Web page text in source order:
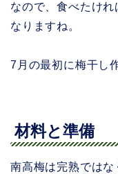
なので、食べたけ
なりますね。
7月の最初に梅干し
材料と準備
南高梅は完熟ではな